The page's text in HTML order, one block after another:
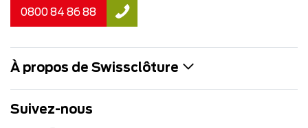
0800 84 86 88
À propos de Swissclôture
Suivez-nous